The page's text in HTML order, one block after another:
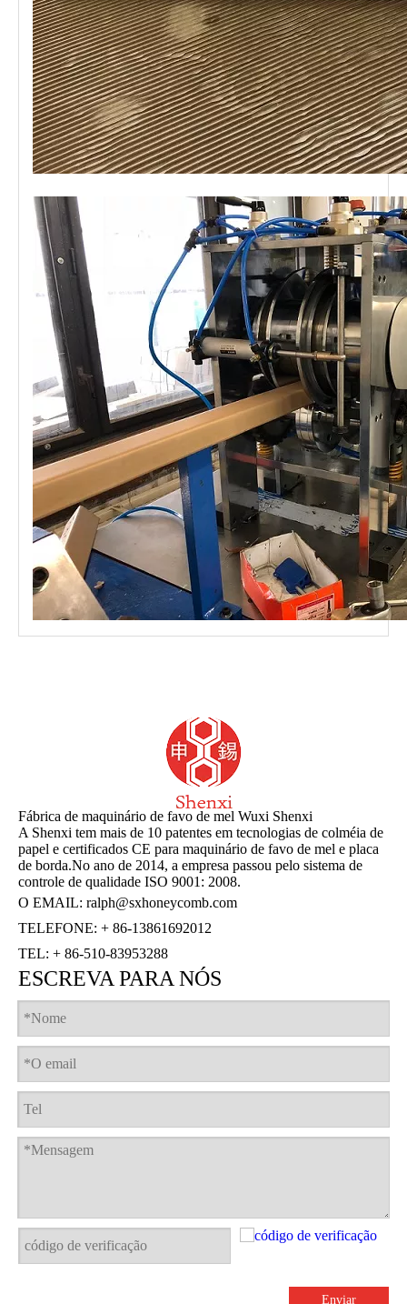
Fábrica de maquinário de favo de mel Wuxi Shenxi
A Shenxi tem mais de 10 patentes em tecnologias de colméia de
papel e certificados CE para maquinário de favo de mel e placa
de borda.No ano de 2014, a empresa passou pelo sistema de
controle de qualidade ISO 9001: 2008.
O EMAIL: ralph@sxhoneycomb.com
TELEFONE: + 86-13861692012
TEL: + 86-510-83953288
ESCREVA PARA NÓS
Enviar